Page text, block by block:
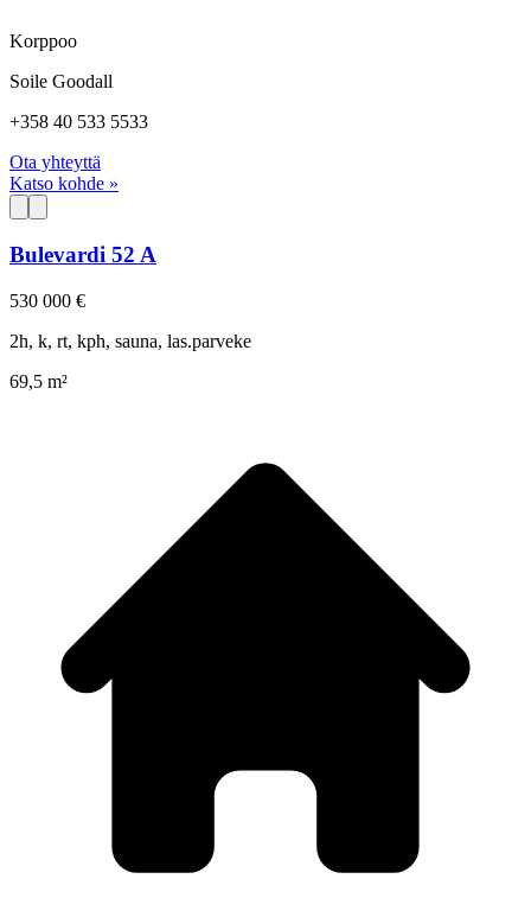
Korppoo
Soile Goodall
+358 40 533 5533
Ota yhteyttä
Katso kohde »
Bulevardi 52 A
530 000 €
2h, k, rt, kph, sauna, las.parveke
69,5 m²